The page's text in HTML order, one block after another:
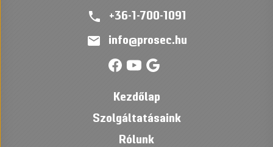
phone +36-1-700-1091
mail info@prosec.hu
Kezdőlap
Szolgáltatásaink
Rólunk